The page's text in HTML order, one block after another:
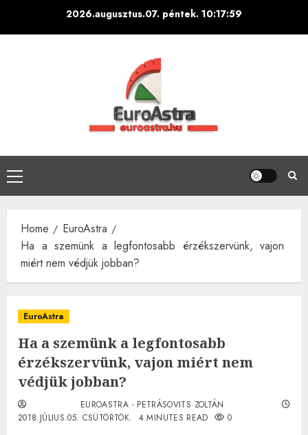
2026.augusztus.07. péntek. 10:18:00
Primary
Menu
Home
EuroAstra
Ha a szemünk a legfontosabb érzékszervünk, vajon
miért nem védjük jobban?
EuroAstra
Ha a szemünk a legfontosabb
érzékszervünk, vajon miért nem
védjük jobban?
EUROASTRA - PETRÁSOVITS ZOLTÁN
2018.JÚLIUS.05. CSÜTÖRTÖK.
4 MINUTES READ 0